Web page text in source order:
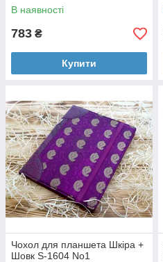
В наявності
783 ₴
Купити
Чохол для планшета Шкіра +
Шовк S-1604 No1